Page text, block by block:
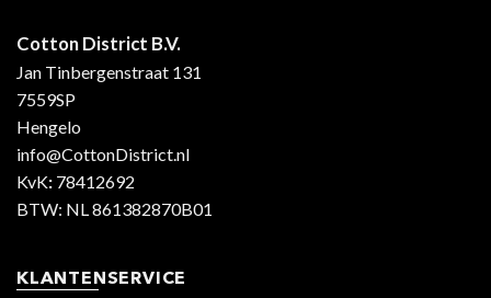
Cotton District B.V.
Jan Tinbergenstraat 131
7559SP
Hengelo
info@CottonDistrict.nl
KvK: 78412692
BTW: NL 861382870B01
KLANTENSERVICE